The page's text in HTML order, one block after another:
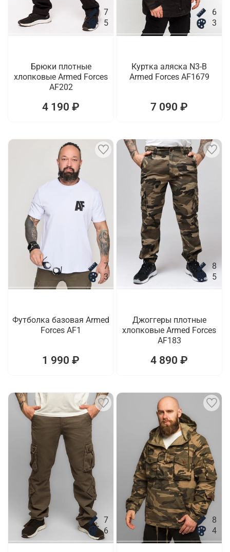
7
5
Брюки плотные
хлопковые Armed Forces
AF202
4 190 ₽
6
3
Куртка аляска N3-B
Armed Forces AF1679
7 090 ₽
7
3
Футболка базовая Armed
Forces AF1
1 990 ₽
8
5
Джоггеры плотные
хлопковые Armed Forces
AF183
4 890 ₽
7
6
8
4